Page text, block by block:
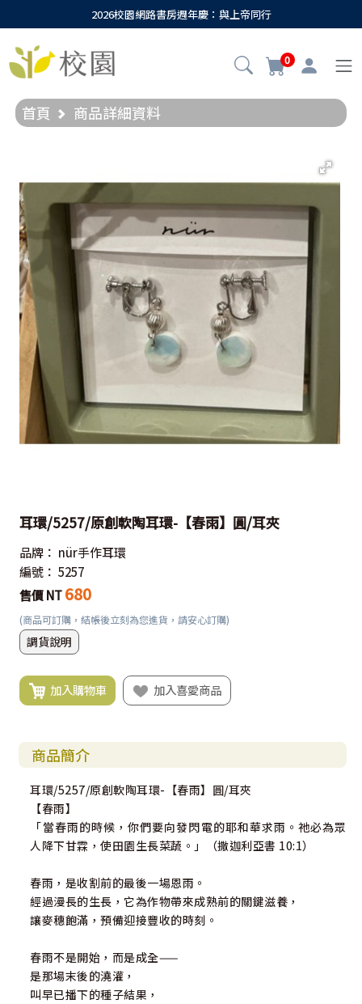
2026校園網路書房週年慶：與上帝同行
0
首頁 商品詳細資料
耳環/5257/原創軟陶耳環-【春雨】圓/耳夾
品牌： nür手作耳環
編號： 5257
售價 NT 680
(商品可訂購，結帳後立刻為您進貨，請安心訂購)
調貨說明
加入購物車 加入喜愛商品
商品簡介
耳環/5257/原創軟陶耳環-【春雨】圓/耳夾
【春雨】
「當春雨的時候，你們要向發閃電的耶和華求雨。祂必為眾
人降下甘霖，使田園生長菜蔬。」（撒迦利亞書 10:1）
春雨，是收割前的最後一場恩雨。
經過漫長的生長，它為作物帶來成熟前的關鍵滋養，
讓麥穗飽滿，預備迎接豐收的時刻。
春雨不是開始，而是成全——
是那場末後的澆灌，
叫早已播下的種子結果，